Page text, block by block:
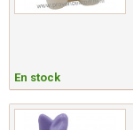
En stock